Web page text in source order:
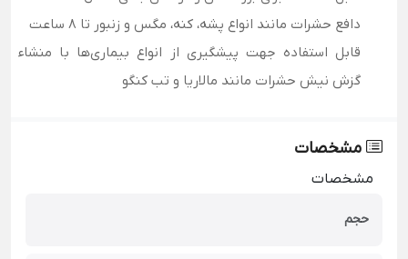
دافع حشرات مانند انواع پشه، کنه، مگس و زنبور تا 8 ساعت
قابل استفاده جهت پیشگیری از انواع بیماری‌ها با منشاء
گزش نیش حشرات مانند مالاریا و تب کنگو
مشخصات
مشخصات
حجم